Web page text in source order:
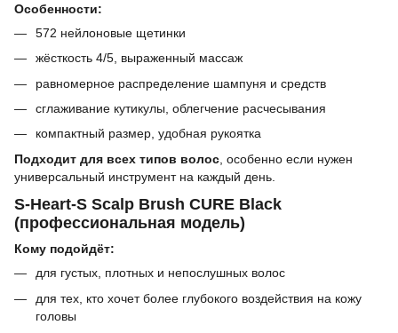
Особенности:
572 нейлоновые щетинки
жёсткость 4/5, выраженный массаж
равномерное распределение шампуня и средств
сглаживание кутикулы, облегчение расчесывания
компактный размер, удобная рукоятка
Подходит для всех типов волос , особенно если нужен
универсальный инструмент на каждый день.
S-Heart-S Scalp Brush CURE Black
(профессиональная модель)
Кому подойдёт:
для густых, плотных и непослушных волос
для тех, кто хочет более глубокого воздействия на кожу
головы